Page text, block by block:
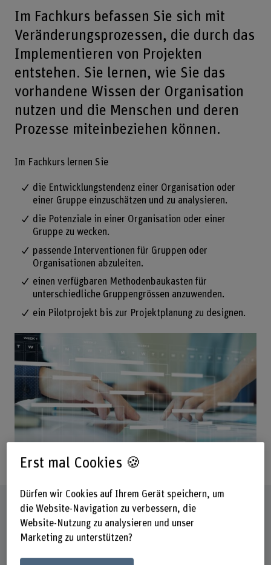
Im Fachkurs befassen Sie sich mit
Veränderungsprozessen, die durch das
Implementieren von Projekten
entstehen. Sie lernen, wie Sie das
vorhandene Wissen der Organisation
nutzen und die Menschen und deren
Prozesse miteinbeziehen können.
Im Fachkurs lernen Sie
die Entwicklungstendenz einer Organisation oder
einer Gruppe einzuschätzen und zu analysieren.
die Potenziale in einer Organisation oder einer
Gruppe zu wecken.
passende Interventionen für Gruppen oder
Organisationen abzuleiten.
einen verfügbaren Methodenbaukasten für
unterschiedliche Gruppengrössen anzuwenden.
ein Pilotprojekt bis zur Projektplanung zu designen.
Steckbrief
Titel/Abschluss
Erst mal Cookies 🍪
Dürfen wir Cookies auf Ihrem Gerät speichern, um
die Website-Navigation zu verbessern, die
Website-Nutzung zu analysieren und unser
Marketing zu unterstützen?